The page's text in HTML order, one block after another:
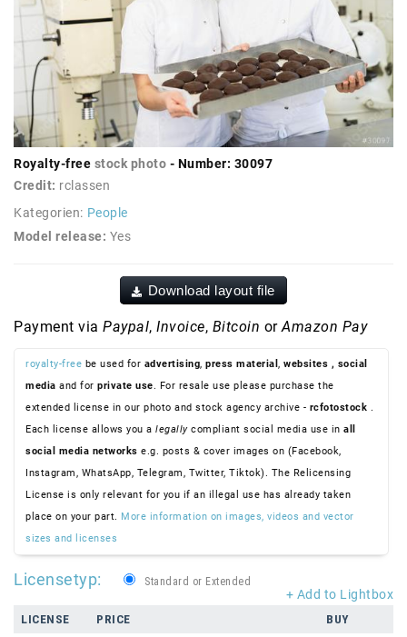
Royalty-free stock photo - Number: 30097
Credit: rclassen
Kategorien: People
Model release: Yes
Download layout file
Payment via Paypal, Invoice, Bitcoin or Amazon Pay
royalty-free be used for advertising, press material , websites , social
media and for private use. For resale use please purchase the
extended license in our photo and stock agency archive - rcfotostock .
Each license allows you a legallycompliant social media use in all
social media networks e.g. posts & cover images on (Facebook,
Instagram, WhatsApp, Telegram, Twitter, Tiktok). The Relicensing
License is only relevant for you if an illegal use has already taken
place on your part. More information on images, videos and vector
sizes and licenses
+ Add to Lightbox
Licensetyp: Standard or Extended
LICENSE PRICE
BUY